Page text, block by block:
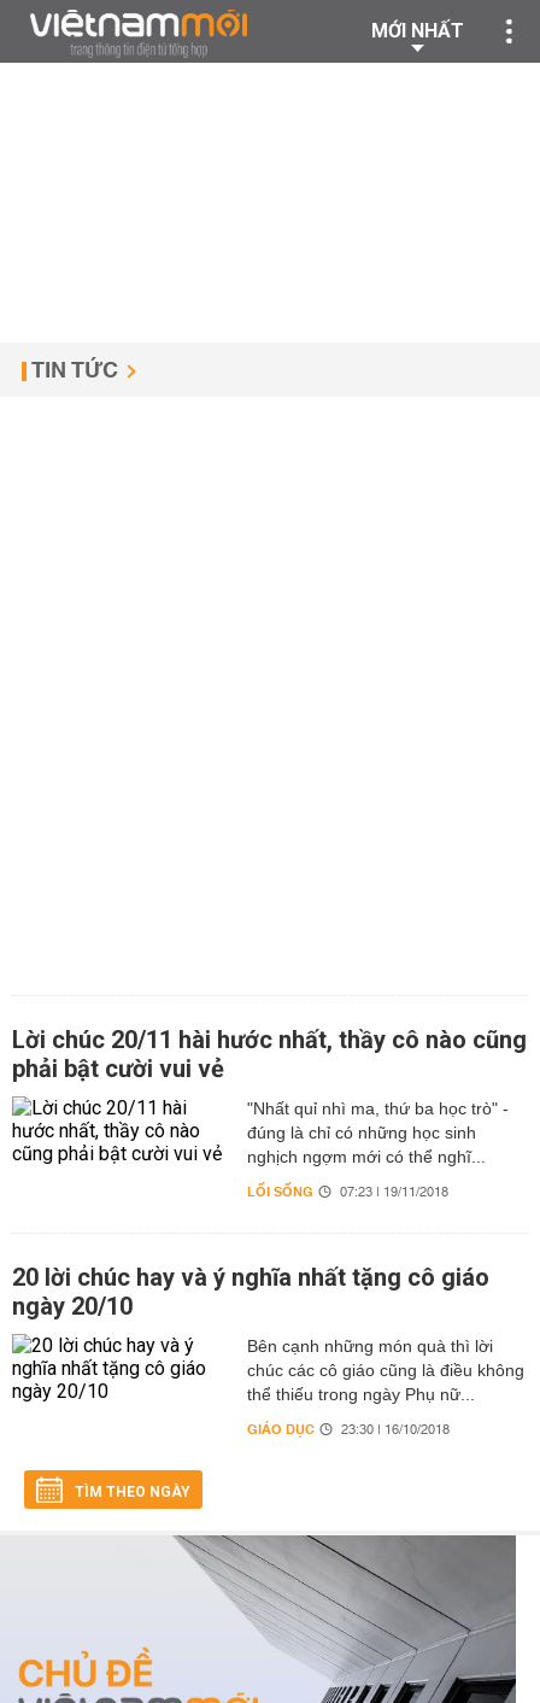
MỚI NHẤT
TIN TỨC
Lời chúc 20/11 hài hước nhất, thầy cô nào cũng
phải bật cười vui vẻ
"Nhất quỉ nhì ma, thứ ba học trò" -
đúng là chỉ có những học sinh
nghịch ngợm mới có thể nghĩ...
LỐI SỐNG 07:23 | 19/11/2018
20 lời chúc hay và ý nghĩa nhất tặng cô giáo
ngày 20/10
Bên cạnh những món quà thì lời
chúc các cô giáo cũng là điều không
thể thiếu trong ngày Phụ nữ...
GIÁO DỤC 23:30 | 16/10/2018
TÌM THEO NGÀY